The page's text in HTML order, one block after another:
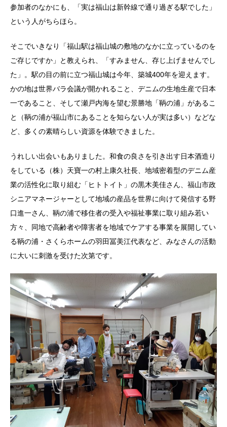
参加者のなかにも、「実は福山は新幹線で通り過ぎる駅でした」
という人がちらほら。
そこでいきなり「福山駅は福山城の敷地のなかに立っているのを
ご存じですか」と教えられ、「すみません、存じ上げませんでし
た」。駅の目の前に立つ福山城は今年、築城400年を迎えます。
かの地は世界バラ会議が開かれること、デニムの生地生産で日本
一であること、そして瀬戸内海を望む景勝地「鞆の浦」があるこ
と（鞆の浦が福山市にあることを知らない人が実は多い）などな
ど、多くの素晴らしい資源を体験できました。
うれしい出会いもありました。和食の良さを引き出す日本酒造り
をしている（株）天寶一の村上康久社長、地域密着型のデニム産
業の活性化に取り組む「ヒトトイト」の黒木美佳さん、福山市政
シニアマネージャーとして地域の産品を世界に向けて発信する野
口進一さん、鞆の浦で移住者の受入や福祉事業に取り組み若い
方々、同地で高齢者や障害者を地域でケアする事業を展開してい
る鞆の浦・さくらホームの羽田冨美江代表など、みなさんの活動
に大いに刺激を受けた次第です。